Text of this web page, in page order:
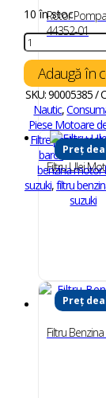
10 în stoc
Cantitate
Filtru
Benzina
Motor
Barca
Suzuki
15410-
88L00
Adaugă în
SKU:90005385
Nautic,
Piese Motoare
Filtre pentru
barca
benzina motor
suzuki,filtru
suzuki
Rotor Pompa
44352-01
Preț
Filtru Ulei
Preț
Filtru